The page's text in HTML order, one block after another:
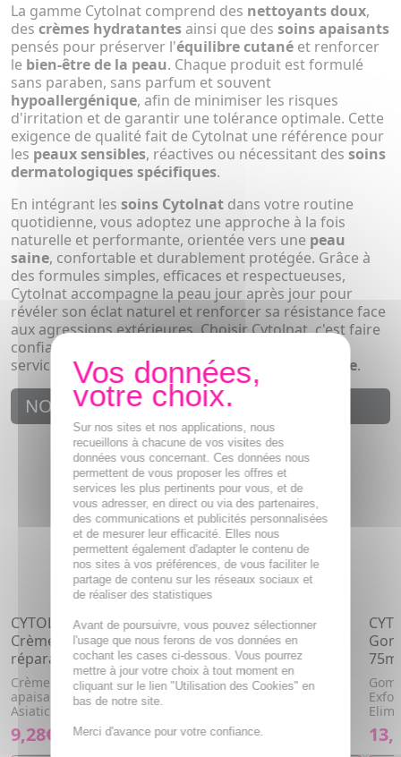
La gamme Cytolnat comprend des nettoyants doux,
des crèmes hydratantes ainsi que des soins apaisants
pensés pour préserver l'équilibre cutané et renforcer
le bien-être de la peau. Chaque produit est formulé
sans paraben, sans parfum et souvent
hypoallergénique, afin de minimiser les risques
d'irritation et de garantir une tolérance optimale. Cette
exigence de qualité fait de Cytolnat une référence pour
les peaux sensibles, réactives ou nécessitant des soins
dermatologiques spécifiques.
En intégrant les soins Cytolnat dans votre routine
quotidienne, vous adoptez une approche à la fois
naturelle et performante, orientée vers une peau
saine, confortable et durablement protégée. Grâce à
des formules simples, efficaces et respectueuses,
Cytolnat accompagne la peau jour après jour pour
révéler son éclat naturel et renforcer sa résistance face
aux agressions extérieures. Choisir Cytolnat, c'est faire
confiance à une
service de votrebeauté et de votre santé cutanée.
NOUVEAUTÉS
CYTOLNAT Centella -
Crème apaisante et
réparatrice 50ml
Crème réparatrice et
apaisante à la Centella
Asiatica.
9,28€
CYTOLNAT Centella -
Crème apaisante et
réparatrice 100ml
Crème réparatrice et
13,04€
75ml
Sur nos sites et nos applications, nous
recueillons à chacune de vos visites des
données vous concernant. Ces données nous
permettent de vous proposer les offres et
services les plus pertinents pour vous, et de
vous adresser, en direct ou via des partenaires,
des communications et publicités personnalisées
et de mesurer leur efficacité. Elles nous
permettent également d'adapter le contenu de
nos sites à vos préférences, de vous faciliter le
partage de contenu sur les réseaux sociaux et
de réaliser des statistiques
Avant de poursuivre, vous pouvez sélectionner
l'usage que nous ferons de vos données en
cochant les cases ci-dessous. Vous pourrez
mettre à jour votre choix à tout moment en
cliquant sur le lien "Utilisation des Cookies" en
bas de notre site.
Merci d'avance pour votre confiance.